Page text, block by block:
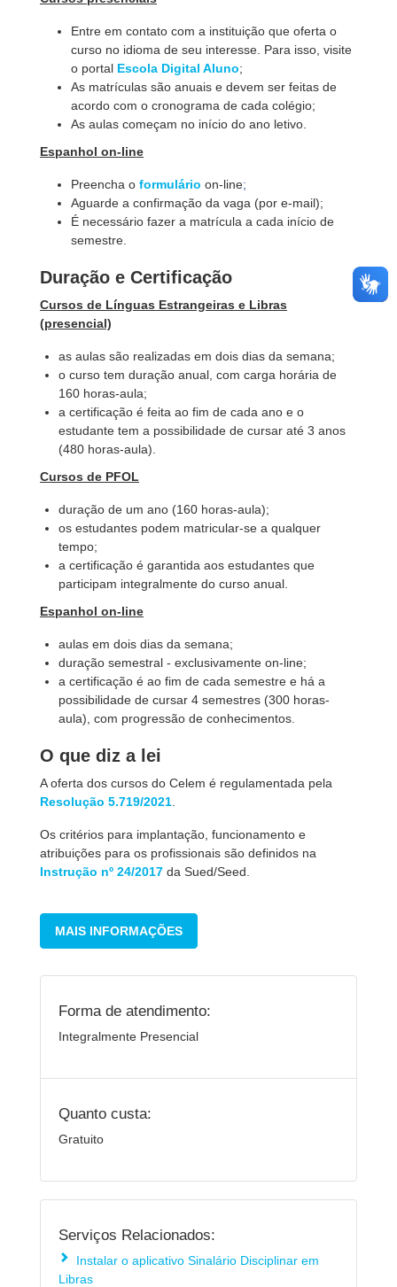
Entre em contato com a instituição que oferta o
curso no idioma de seu interesse. Para isso, visite
o portal Escola Digital Aluno;
As matrículas são anuais e devem ser feitas de
acordo com o cronograma de cada colégio;
As aulas começam no início do ano letivo.
Espanhol on-line
Preencha o formulário on-line;
Aguarde a confirmação da vaga (por e-mail);
É necessário fazer a matrícula a cada início de
semestre.
Duração e Certificação
Cursos de Línguas Estrangeiras e Libras
(presencial)
as aulas são realizadas em dois dias da semana;
o curso tem duração anual, com carga horária de
160 horas-aula;
a certificação é feita ao fim de cada ano e o
estudante tem a possibilidade de cursar até 3 anos
(480 horas-aula).
Cursos de PFOL
duração de um ano (160 horas-aula);
os estudantes podem matricular-se a qualquer
tempo;
a certificação é garantida aos estudantes que
participam integralmente do curso anual.
Espanhol on-line
aulas em dois dias da semana;
duração semestral - exclusivamente on-line;
a certificação é ao fim de cada semestre e há a
possibilidade de cursar 4 semestres (300 horas-
aula), com progressão de conhecimentos.
O que diz a lei
A oferta dos cursos do Celem é regulamentada pela
Resolução 5.719/2021
Os critérios para implantação, funcionamento e
atribuições para os profissionais são definidos na
Instrução nº 24/2017 da Sued/Seed.
MAIS INFORMAÇÕES
Forma de atendimento:
Integralmente Presencial
Quanto custa:
Gratuito
Serviços Relacionados:
Instalar o aplicativo Sinalário Disciplinar em
Libras